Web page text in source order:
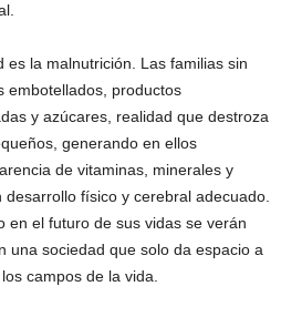
la malnutrición. Las familias sin
embotellados, productos
y azúcares, realidad que destroza
generando en ellos
de vitaminas, minerales y
físico y cerebral adecuado.
en el futuro de sus vidas se verán
una sociedad que solo da espacio a
campos de la vida.